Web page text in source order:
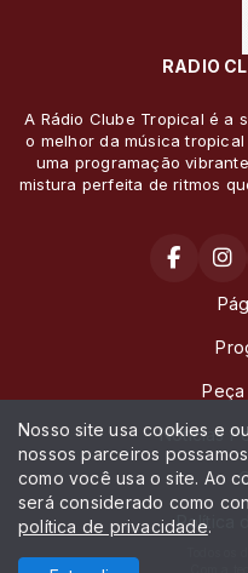
RADIO
A Rádio Clube Tropical é a
o melhor da música
uma programação
mistura perfeita de ritmos
Peça
Noticias
Política
Nosso site usa cookies e
nossos parceiros
como você usa o site. Ao
será considerado como
política de privacidade.